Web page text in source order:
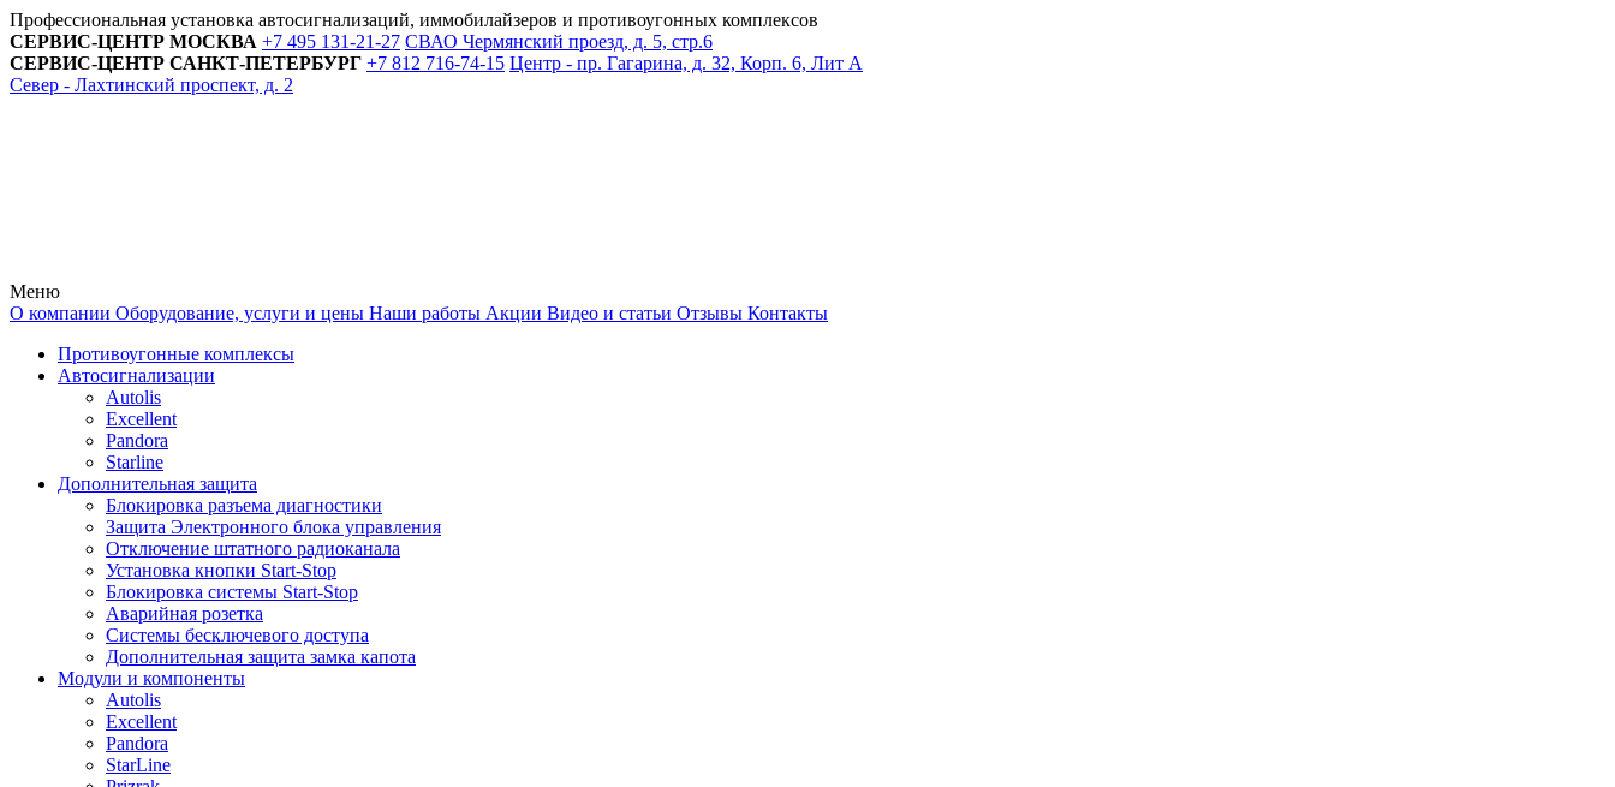
Профессиональная установка автосигнализаций, иммобилайзеров и противоугонных комплексов
СЕРВИС-ЦЕНТР МОСКВА +7 495 131-21-27 СВАО Чермянский проезд, д. 5, стр.6
СЕРВИС-ЦЕНТР САНКТ-ПЕТЕРБУРГ +7 812 716-74-15 Центр - пр. Гагарина, д. 32, Корп. 6, Лит А
Север - Лахтинский проспект, д. 2
Меню
О компании Оборудование, услуги и цены Наши работы Акции Видео и статьи Отзывы Контакты
Противоугонные комплексы
Автосигнализации
Autolis
Excellent
Pandora
Starline
Дополнительная защита
Блокировка разъема диагностики
Защита Электронного блока управления
Отключение штатного радиоканала
Установка кнопки Start-Stop
Блокировка системы Start-Stop
Аварийная розетка
Системы бесключевого доступа
Дополнительная защита замка капота
Модули и компоненты
Autolis
Excellent
Pandora
StarLine